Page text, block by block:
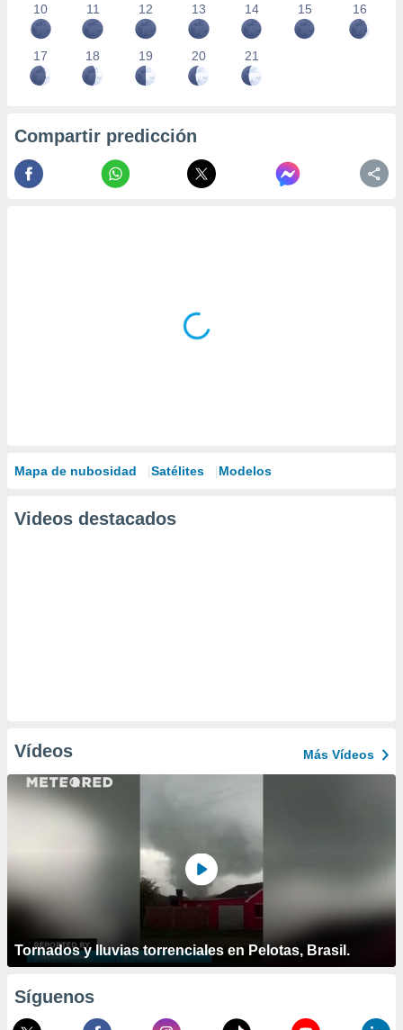
10 11 12 13 14 15 16
17 18 19 20 21
Compartir predicción
Mapa de nubosidad Satélites Modelos
Videos destacados
Vídeos Más Vídeos
Tornados y lluvias torrenciales en Pelotas, Brasil.
Síguenos